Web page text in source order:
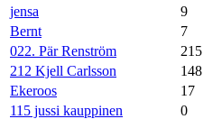
jensa
9
Bernt
7
022. Pär Renström
215
212 Kjell Carlsson
148
Ekeroos
17
115 jussi kauppinen
0